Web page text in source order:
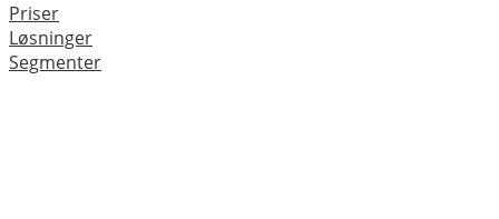
Priser
Løsninger
Segmenter